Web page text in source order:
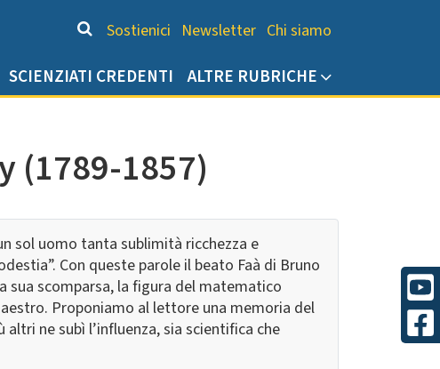
Chi siamo
Sostienici Newsletter Chi siamo
SCIENZIATI CREDENTI ALTRE RUBRICHE
(1789-1857)
sol uomo tanta sublimità ricchezza e
Con queste parole il beato Faà di Bruno
sua scomparsa, la figura del matematico
Proponiamo al lettore una memoria del
ne subì l’influenza, sia scientifica che